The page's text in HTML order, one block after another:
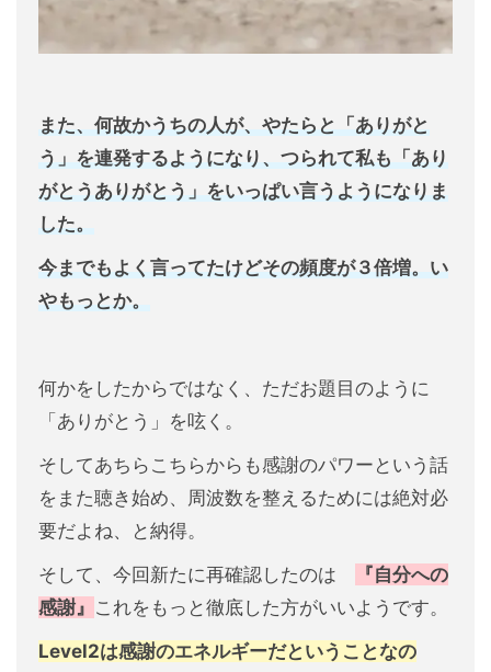
また、何故かうちの人が、やたらと「ありがと
う」を連発するようになり、つられて私も「あり
がとうありがとう」をいっぱい言うようになりま
した。
今までもよく言ってたけどその頻度が３倍増。い
やもっとか。
何かをしたからではなく、ただお題目のように
「ありがとう」を呟く。
そしてあちらこちらからも感謝のパワーという話
をまた聴き始め、周波数を整えるためには絶対必
要だよね、と納得。
そして、今回新たに再確認したのは
『自分への
感謝』 これをもっと徹底した方がいいようです。
Level2は感謝のエネルギーだということなの